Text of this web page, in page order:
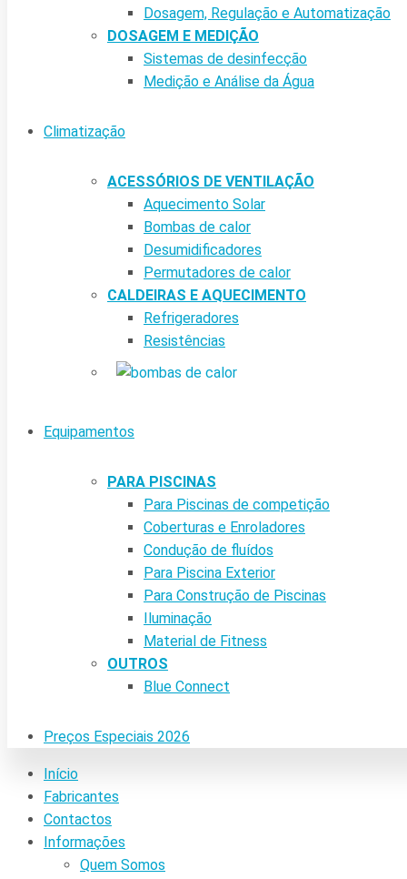
Dosagem, Regulação e Automatização
DOSAGEM E MEDIÇÃO
Sistemas de desinfecção
Medição e Análise da Água
Climatização
ACESSÓRIOS DE VENTILAÇÃO
Aquecimento Solar
Bombas de calor
Desumidificadores
Permutadores de calor
CALDEIRAS E AQUECIMENTO
Refrigeradores
Resistências
Equipamentos
PARA PISCINAS
Para Piscinas de competição
Coberturas e Enroladores
Condução de fluídos
Para Piscina Exterior
Para Construção de Piscinas
Iluminação
Material de Fitness
OUTROS
Blue Connect
Preços Especiais 2026
Início
Fabricantes
Contactos
Informações
Quem Somos